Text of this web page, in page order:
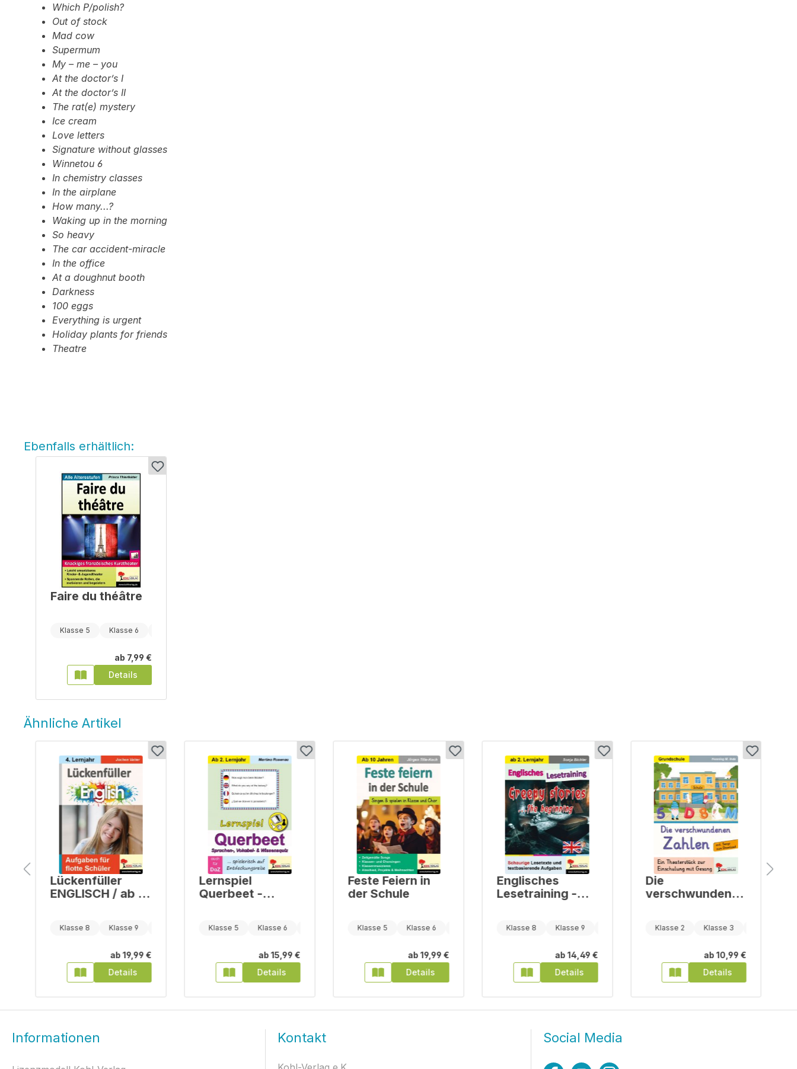
Which P/polish?
Out of stock
Mad cow
Supermum
My – me – you
At the doctor’s I
At the doctor’s II
The rat(e) mystery
Ice cream
Love letters
Signature without glasses
Winnetou 6
In chemistry classes
In the airplane
How many...?
Waking up in the morning
So heavy
The car accident-miracle
In the office
At a doughnut booth
Darkness
100 eggs
Everything is urgent
Holiday plants for friends
Theatre
Ebenfalls erhältlich:
Faire du théâtre
Klasse 5 Klasse 6
ab 7,99 €
Details
Ähnliche Artikel
Lückenfüller
ENGLISCH / ab 4.
Klasse 8 Klasse 9
ab19,99 €
Details
Lernspiel
Querbeet -
Wissensquiz
Klasse 5 Klasse 6
ab15,99 €
Details
Feste Feiern in
der Schule
Klasse 5 Klasse 6
ab19,99 €
Details
Englisches
Lesetraining -
Klasse 8 Klasse 9
ab14,49 €
Details
Die
verschwundenen
Klasse 2 Klasse 3
ab10,99 €
Details
Informationen Kontakt Social Media